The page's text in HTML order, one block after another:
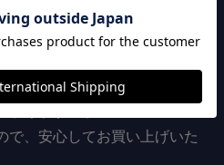
れ味
切れ味にこだわりを持って
け済みのため、購入後すぐに
頂けます。また、全品検品作
で、安心してお買い上げいた